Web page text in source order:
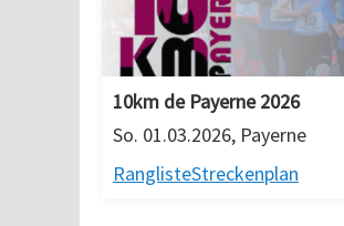
10km de Payerne 2026
So. 01.03.2026, Payerne
RanglisteStreckenplan